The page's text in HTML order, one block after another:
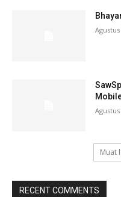
Muat
RECENT COMMENTS